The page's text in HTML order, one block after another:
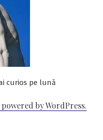
curios pe lună
by WordPress.